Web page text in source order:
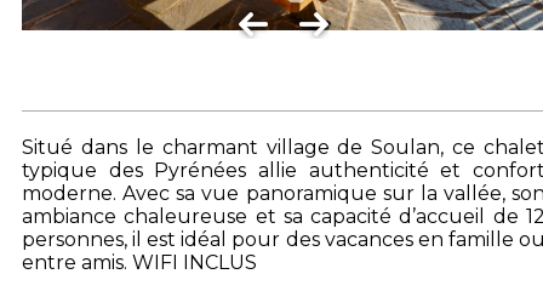
Situé dans le charmant village de Soulan, ce
typique des Pyrénées allie authenticité et
moderne. Avec sa vue panoramique sur la vallée,
ambiance chaleureuse et sa capacité d’accueil de
personnes, il est idéal pour des vacances en famille
entre amis. WIFI INCLUS